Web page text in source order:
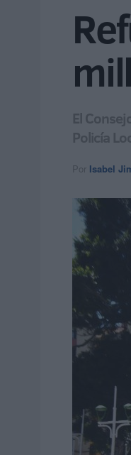
El
Policía
Por Isabel